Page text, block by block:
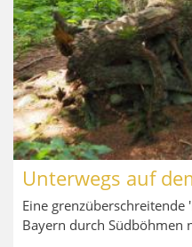
Unterwegs auf
Eine
Bayern durch Südböhmen